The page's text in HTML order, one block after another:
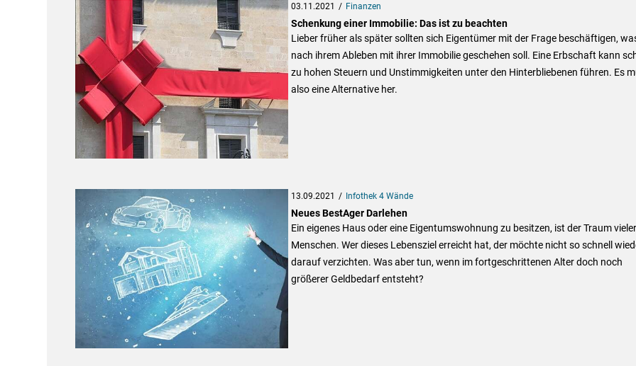
03.11.2021 Finanzen
Schenkung einer Immobilie: Das ist zu beachten
Lieber früher als später sollten sich Eigentümer mit der Frage beschäftigen,
nach ihrem Ableben mit ihrer Immobilie geschehen soll. Eine Erbschaft kann
zu hohen Steuern und Unstimmigkeiten unter den Hinterbliebenen führen. Es
also eine Alternative her.
13.09.2021 Infothek 4 Wände
Neues BestAger Darlehen
Ein eigenes Haus oder eine Eigentumswohnung zu besitzen, ist der Traum vieler
Menschen. Wer dieses Lebensziel erreicht hat, der möchte nicht so schnell
darauf verzichten. Was aber tun, wenn im fortgeschrittenen Alter doch noch
größerer Geldbedarf entsteht?